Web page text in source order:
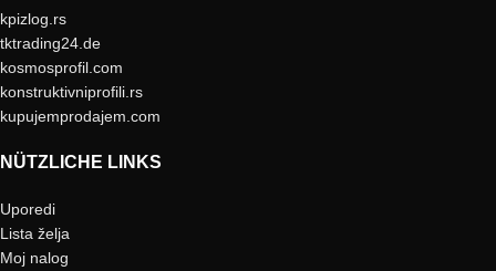
kpizlog.rs
tktrading24.de
kosmosprofil.com
konstruktivniprofili.rs
kupujemprodajem.com
NÜTZLICHE LINKS
Uporedi
Lista želja
Moj nalog